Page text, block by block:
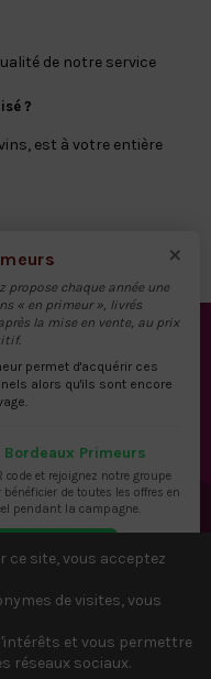
de notre service
?
est à votre entière
à notre dépôt
FILS - IDACTIV &
×
propose chaque année une
« en primeur », livrés
la mise en vente, au prix
permet d'acquérir ces
alors qu'ils sont encore
Bordeaux Primeurs
code et rejoignez notre groupe
de toutes les offres en
pendant la campagne.
ce site, vous acceptez
de visites, vous
et vous permettre
réseaux sociaux.